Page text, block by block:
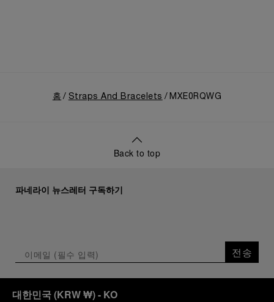
홈 Straps And Bracelets MXE0RQWG
Back to top
파네라이 뉴스레터 구독하기
전송
대한민국(KRW ₩)- KO